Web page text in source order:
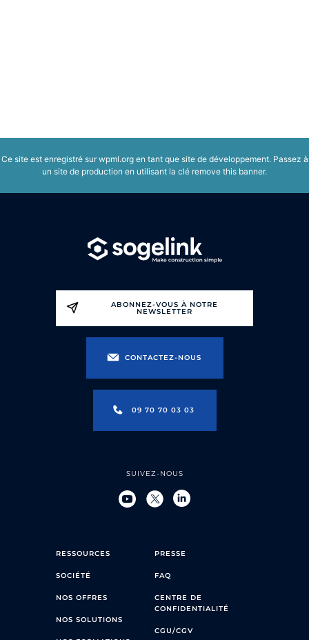
Ce site est enregistré sur wpml.orgen tant que site de développement. Passez à
un site de production en utilisant la clé remove this banner.
ABONNEZ-VOUS À NOTRE
NEWSLETTER
CONTACTEZ-NOUS
09 70 70 03 03
SUIVEZ-NOUS
RESSOURCES
SOCIÉTÉ
NOS OFFRES
NOS SOLUTIONS
PRESSE
FAQ
CENTRE DE
CONFIDENTIALITÉ
CGU/CGV